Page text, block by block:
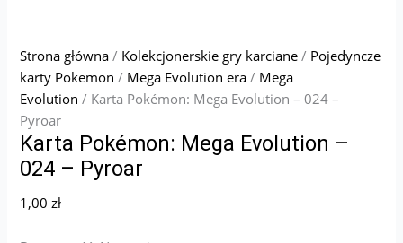
Strona główna / Kolekcjonerskie gry karciane / Pojedyncze
karty Pokemon / Mega Evolution era / Mega
Evolution / Karta Pokémon: Mega Evolution – 024 –
Pyroar
Karta Pokémon: Mega Evolution –
024 – Pyroar
1,00zł